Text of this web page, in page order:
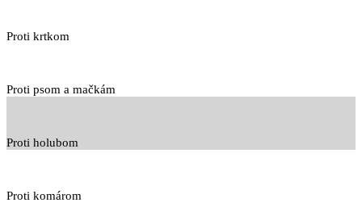
Proti krtkom
Proti psom a mačkám
Proti holubom
Proti komárom